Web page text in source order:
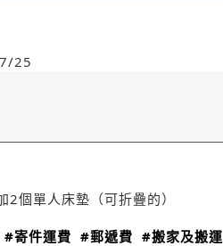
25
個單人床墊（可折疊的）
#寄件運費 #郵遞費 #搬家及搬運